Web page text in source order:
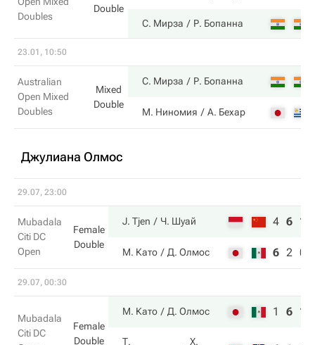
Doubles
Double
С. Мирза Р. Бопанна
23.01, 10:50
Australian
Open Mixed
Doubles
Mixed
Double
С. Мирза Р. Бопанна
М. Ниномия А. Бехар
Джулиана Олмос
29.07, 23:00
Mubadala
Citi DC
Open
Female
Double
J. Tjen Ч. Шуай 4 6 10
М. Като Д. Олмос 6 2 0
29.07, 00:30
Mubadala
Citi DC
Female
Double
М. Като Д. Олмос 1 6 11
Т.
Х.